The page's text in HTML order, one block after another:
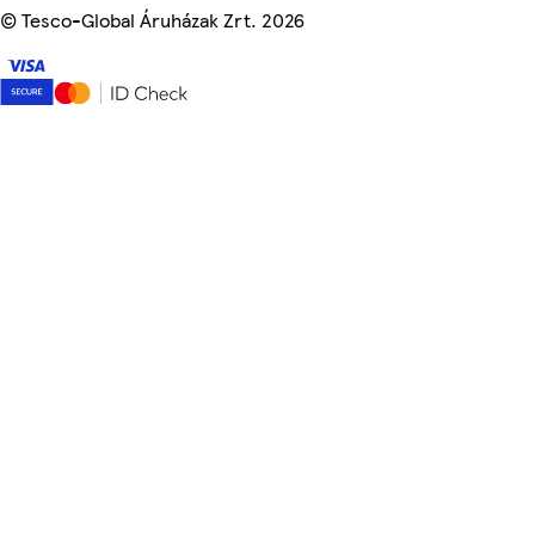
©Tesco-Global Áruházak Zrt. 2026